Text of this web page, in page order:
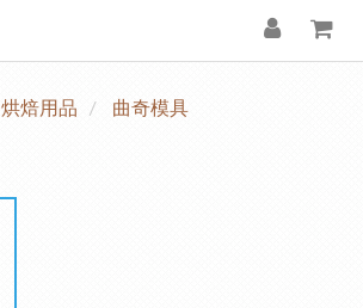
烘焙用品 曲奇模具